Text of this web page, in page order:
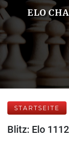
ELO
STARTSEITE
Blitz: Elo 1112